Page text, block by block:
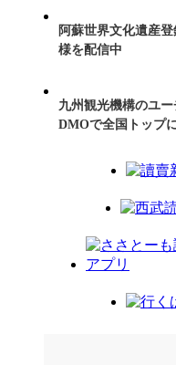
阿蘇世界文化遺産
様を配信中
九州観光機構のユ
DMOで全国トップ